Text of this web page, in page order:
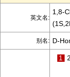
英文名:
1,8-
别名: D-
1 2